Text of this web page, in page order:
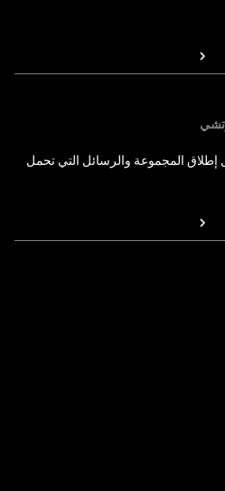
المجموعة والرسائل التي تحمل